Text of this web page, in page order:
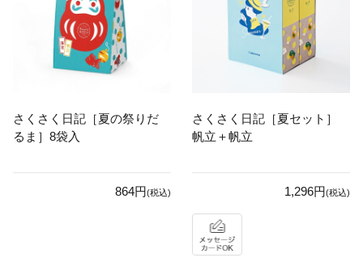
さくさく日記［夏の祭りだ
るま］8袋入
864円(税込)
さくさく日記［夏セット］
帆立＋帆立
1,296円(税込)